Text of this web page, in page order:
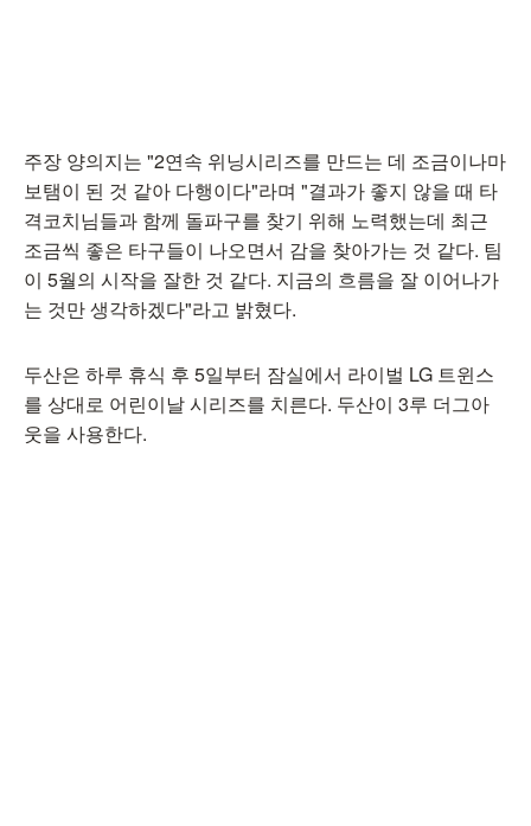
주장 양의지는 "2연속 위닝시리즈를 만드는 데 조금이나마
보탬이 된 것 같아 다행이다"라며 "결과가 좋지 않을 때 타
격코치님들과 함께 돌파구를 찾기 위해 노력했는데 최근
조금씩 좋은 타구들이 나오면서 감을 찾아가는 것 같다. 팀
이 5월의 시작을 잘한 것 같다. 지금의 흐름을 잘 이어나가
는 것만 생각하겠다"라고 밝혔다.
두산은 하루 휴식 후 5일부터 잠실에서 라이벌 LG 트윈스
를 상대로 어린이날 시리즈를 치른다. 두산이 3루 더그아
웃을 사용한다.